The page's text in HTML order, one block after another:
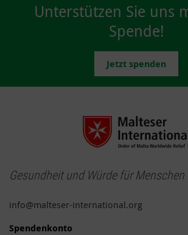
Unterstützen Sie uns
Spende!
Jetzt spenden
Gesundheit und Würde für Menschen
info@malteser-international.org
Spendenkonto